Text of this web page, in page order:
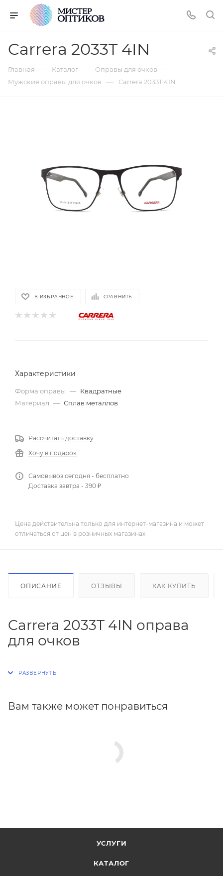
Carrera 2033T 4IN
Главная — Каталог — Оправы для очков —
Мужские оправы для очков — Carrera 2033T 4IN
В ИЗБРАННОЕ СРАВНИТЬ
Характеристики
Форма оправы — Квадратные
Материал — Сплав металлов
Рассчитать доставку
Хочу в подарок
Самовывоз сегодня - бесплатно
Доставка завтра - 390 ₽
Цена действительна только для интернет-магазина и может
отличаться от цен в розничных магазинах
ОПИСАНИЕ ОТЗЫВЫ КАК КУПИТЬ
Carrera 2033T 4IN оправа
для очков
Вам также может понравиться
УСЛУГИ
КАТАЛОГ